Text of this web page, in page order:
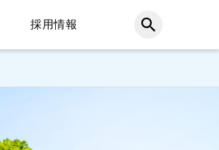
採用情報